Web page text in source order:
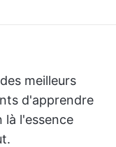
meilleurs
d'apprendre
l'essence